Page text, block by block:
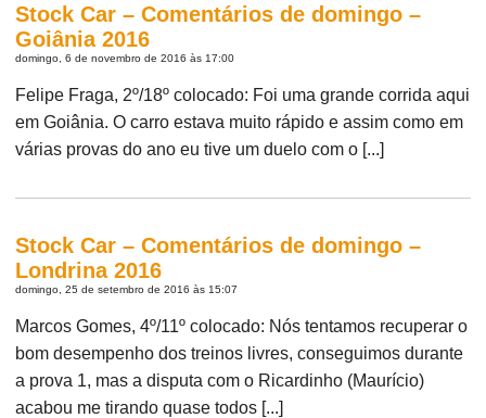
Stock Car – Comentários de domingo –
Goiânia 2016
domingo, 6 de novembro de 2016 às 17:00
Felipe Fraga, 2º/18º colocado: Foi uma grande corrida aqui
em Goiânia. O carro estava muito rápido e assim como em
várias provas do ano eu tive um duelo com o [...]
Stock Car – Comentários de domingo –
Londrina 2016
domingo, 25 de setembro de 2016 às 15:07
Marcos Gomes, 4º/11º colocado: Nós tentamos recuperar o
bom desempenho dos treinos livres, conseguimos durante
a prova 1, mas a disputa com o Ricardinho (Maurício)
acabou me tirando quase todos [...]